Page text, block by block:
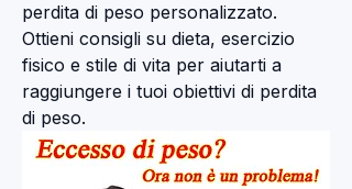
perdita di peso personalizzato.
Ottieni consigli su dieta, esercizio
fisico e stile di vita per aiutarti a
raggiungere i tuoi obiettivi di perdita
di peso.